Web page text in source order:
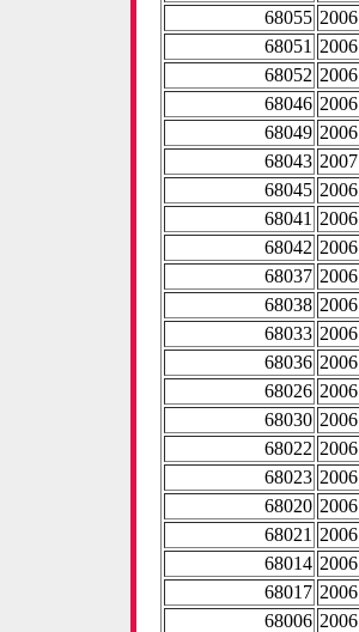
68055 2006
68051 2006
68052 2006
68046 2006
68049 2006
68043 2007
68045 2006
68041 2006
68042 2006
68037 2006
68038 2006
68033 2006
68036 2006
68026 2006
68030 2006
68022 2006
68023 2006
68020 2006
68021 2006
68014 2006
68017 2006
68006 2006